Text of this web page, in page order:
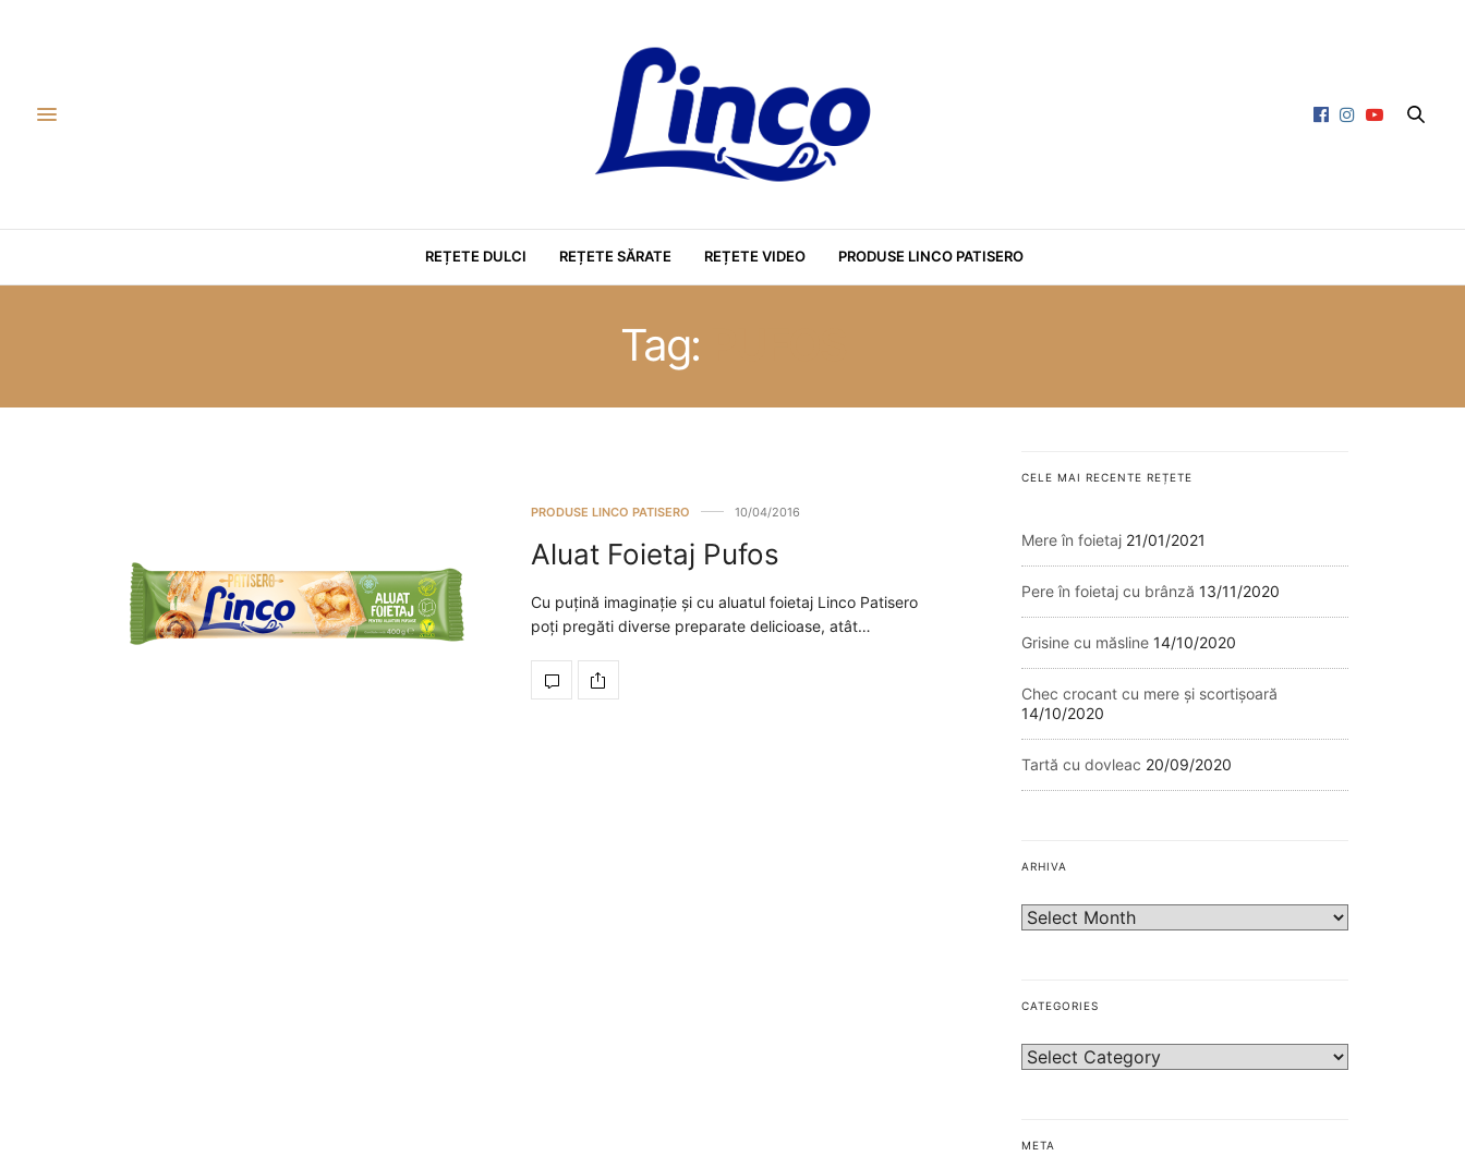
REȚETE DULCI REȚETE SĂRATE REȚETE VIDEO PRODUSE LINCO PATISERO
Tag:
PRODUSE LINCO PATISERO 10/04/2016
Aluat Foietaj Pufos
Cu puțină imaginație și cu aluatul foietaj Linco Patisero
poți pregăti diverse preparate delicioase, atât…
CELE MAI RECENTE REȚETE
Mere în foietaj 21/01/2021
Pere în foietaj cu brânză 13/11/2020
Grisine cu măsline 14/10/2020
Chec crocant cu mere și scortișoară
14/10/2020
Tartă cu dovleac 20/09/2020
ARHIVA
CATEGORIES
META